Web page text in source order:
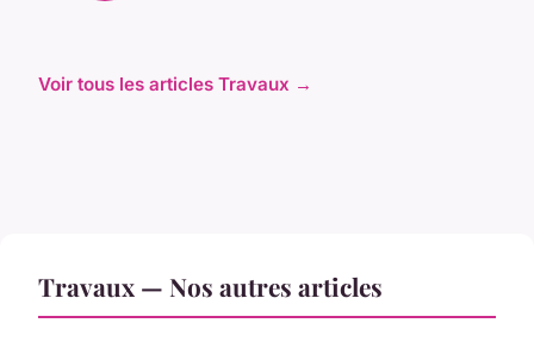
Voir tous les articles Travaux →
Travaux — Nos autres articles